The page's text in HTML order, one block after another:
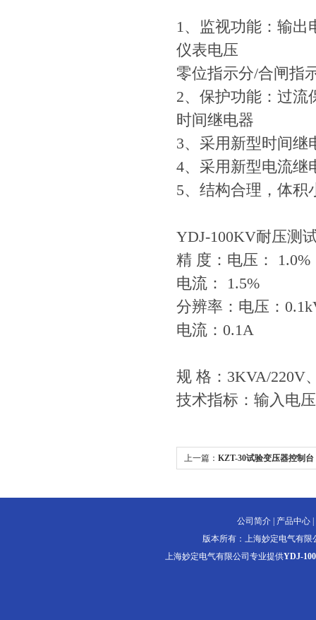
1、监视功能：输出
仪表电压
零位指示分/合闸指
2、保护功能：过流
时间继电器
3、采用新型时间继
4、采用新型电流继
5、结构合理，体积
YDJ-100KV耐压测
精 度：电压： 1.0%
电流： 1.5%
分辨率：电压：
电流：0.1A
规 格：3KVA/220V
技术指标：输入电
上一篇： KZT-30试验变压器控制台
公司简介 产品中心
版本所有：上海妙定电气有
上海妙定电气有限公司专业提供YDJ-